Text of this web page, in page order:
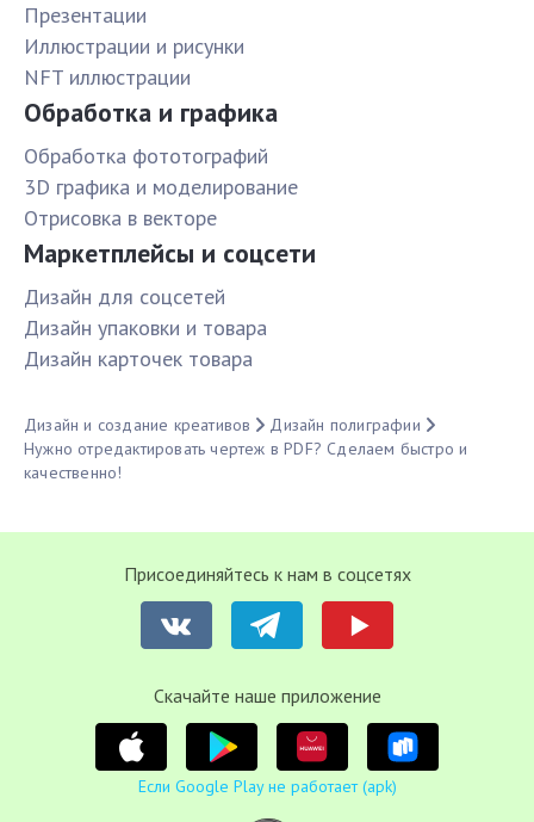
Презентации
Иллюстрации и рисунки
NFT иллюстрации
Обработка и графика
Обработка фототографий
3D графика и моделирование
Отрисовка в векторе
Маркетплейсы и соцсети
Дизайн для соцсетей
Дизайн упаковки и товара
Дизайн карточек товара
Дизайн и создание креативов
Дизайн полиграфии
Нужно отредактировать чертеж в PDF? Сделаем быстро и
качественно!
Присоединяйтесь к нам в соцсетях
Cкачайте наше приложение
Если Google Play не работает (apk)